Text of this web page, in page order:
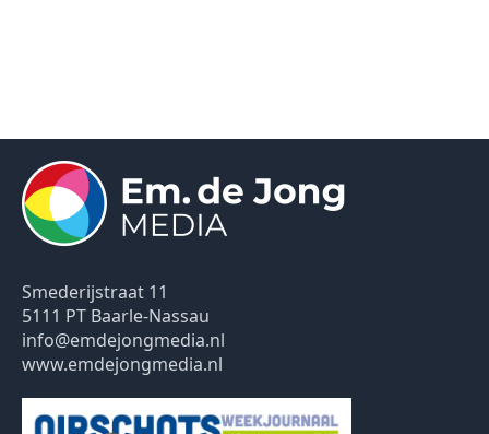
Smederijstraat 11
5111 PT Baarle-Nassau
info@emdejongmedia.nl
www.emdejongmedia.nl